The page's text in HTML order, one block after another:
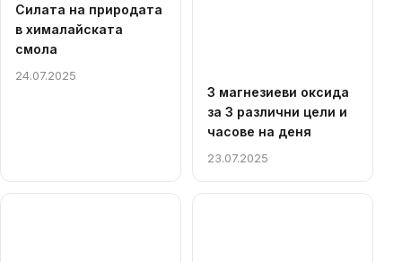
Силата на природата
в хималайската
смола
24.07.2025
3 магнезиеви оксида
за 3 различни цели и
часове на деня
23.07.2025